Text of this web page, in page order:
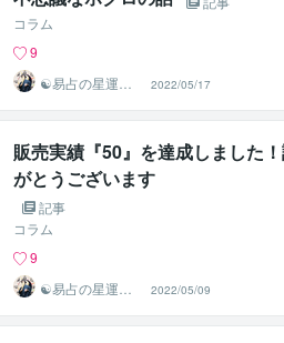
コラム
9
☯易占の星運河
2022/05/17
販売実績『50』を達成しました
がとうございます
記事
コラム
9
☯易占の星運河
2022/05/09